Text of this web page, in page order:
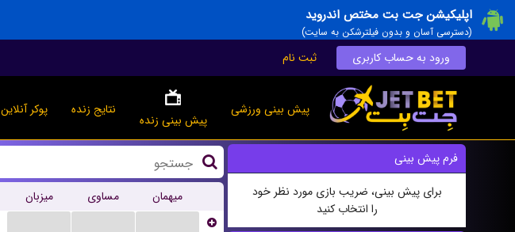
اپلیکیشن جت بت مختص اندروید
(دسترسی آسان و بدون فیلترشکن به سایت)
ورود به حساب کاربری ثبت نام
پیش بینی ورزشی
پیش بینی زنده
نتایج زنده پوکر آنلاین
فرم پیش بینی
برای پیش بینی، ضریب بازی مورد نظر خود
را انتخاب کنید
میزبان مساوی
میهمان